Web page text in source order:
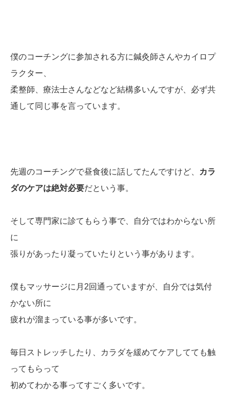
僕のコーチングに参加される方に鍼灸師さんやカイロプ
ラクター、
柔整師、療法士さんなどなど結構多いんですが、必ず共
通して同じ事を言っています。
先週のコーチングで昼食後に話してたんですけど、
カラ
ダのケアは絶対必要だという事。
そして専門家に診てもらう事で、自分ではわからない所
に
張りがあったり凝っていたりという事があります。
僕もマッサージに月2回通っていますが、自分では気付
かない所に
疲れが溜まっている事が多いです。
毎日ストレッチしたり、カラダを緩めてケアしてても触
ってもらって
初めてわかる事ってすごく多いです。